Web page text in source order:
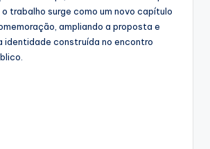
trabalho surge como um novo capítulo
ampliando a proposta e
identidade construída no encontro